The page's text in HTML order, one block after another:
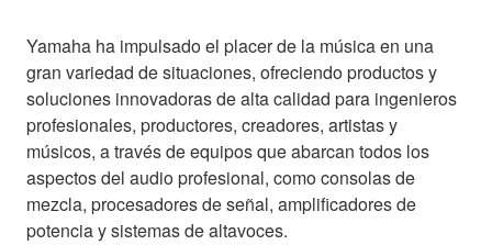
Yamaha ha impulsado el placer de la música en una
gran variedad de situaciones, ofreciendo productos y
soluciones innovadoras de alta calidad para ingenieros
profesionales, productores, creadores, artistas y
músicos, a través de equipos que abarcan todos los
aspectos del audio profesional, como consolas de
mezcla, procesadores de señal, amplificadores de
potencia y sistemas de altavoces.